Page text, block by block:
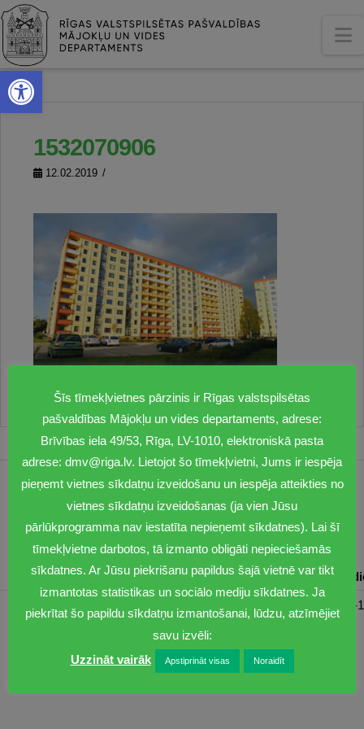
Open toolbar
1532070906
12.02.2019
1201
dmv@riga.lv
Pirmdiena Otrdiena Trešdiena Ceturtdiena
08:00-
Šīs tīmekļvietnes pārzinis ir Rīgas valstspilsētas
pašvaldības Mājokļu un vides departaments, adrese:
Brīvības iela 49/53, Rīga, LV-1010, elektroniskā pasta
adrese: dmv@riga.lv. Lietojot šo tīmekļvietni, Jums ir iespēja
pieņemt vietnes sīkdatņu izveidošanu un iespēja atteikties no
vietnes sīkdatņu izveidošanas (ja vien Jūsu
pārlūkprogramma nav iestatīta nepieņemt sīkdatnes). Lai šī
tīmekļvietne darbotos, tā izmanto obligāti nepieciešamās
sīkdatnes. Ar Jūsu piekrišanu papildus šajā vietnē var tikt
izmantotas statistikas un sociālo mediju sīkdatnes. Ja
piekrītat šo papildu sīkdatņu izmantošanai, lūdzu, atzīmējiet
savu izvēli:
Uzzināt vairāk
Apstiprināt visas Noraidīt